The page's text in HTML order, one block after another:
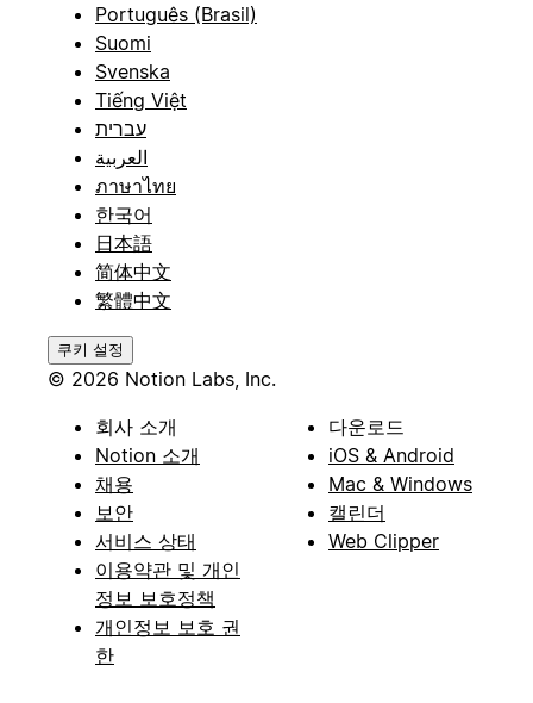
Português (Brasil)
Suomi
Svenska
Tiếng Việt
עברית
العربية
ภาษาไทย
한국어
日本語
简体中文
繁體中文
쿠키 설정
© 2026 Notion Labs, Inc.
회사 소개
Notion 소개
채용
보안
서비스 상태
이용약관 및 개인
정보 보호정책
개인정보 보호 권
한
다운로드
iOS & Android
Mac & Windows
캘린더
Web Clipper